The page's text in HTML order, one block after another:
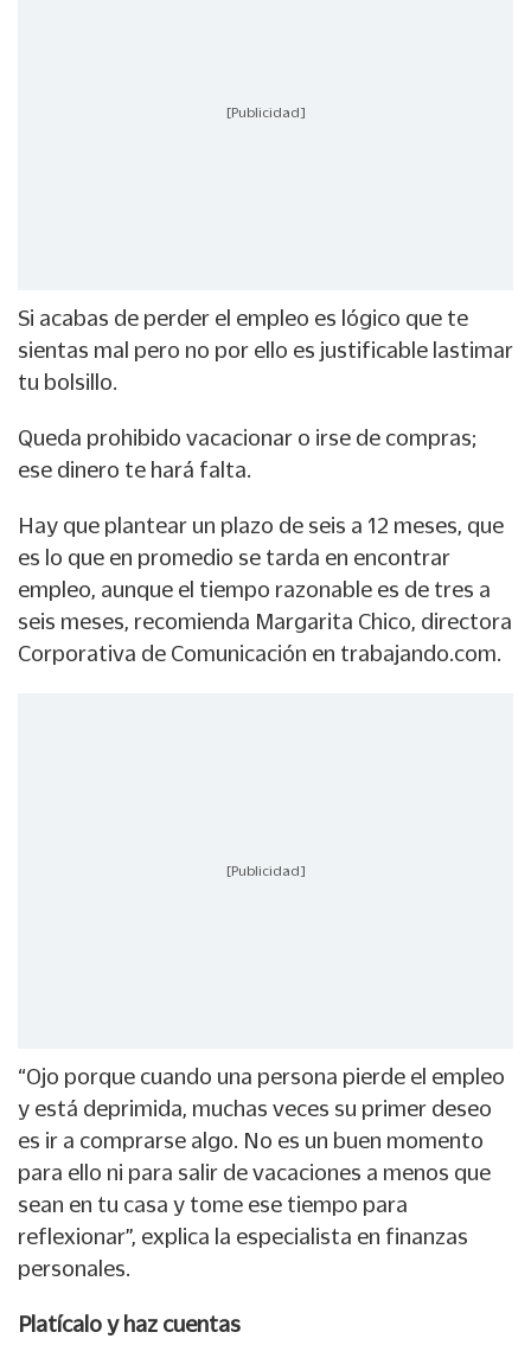
[Publicidad]
Si acabas de perder el empleo es lógico que te
sientas mal pero no por ello es justificable lastimar
tu bolsillo.
Queda prohibido vacacionar o irse de compras;
ese dinero te hará falta.
Hay que plantear un plazo de seis a 12 meses, que
es lo que en promedio se tarda en encontrar
empleo, aunque el tiempo razonable es de tres a
seis meses, recomienda Margarita Chico, directora
Corporativa de Comunicación en trabajando.com.
[Publicidad]
“Ojo porque cuando una persona pierde el empleo
y está deprimida, muchas veces su primer deseo
es ir a comprarse algo. No es un buen momento
para ello ni para salir de vacaciones a menos que
sean en tu casa y tome ese tiempo para
reflexionar”, explica la especialista en finanzas
personales.
Platícalo y haz cuentas